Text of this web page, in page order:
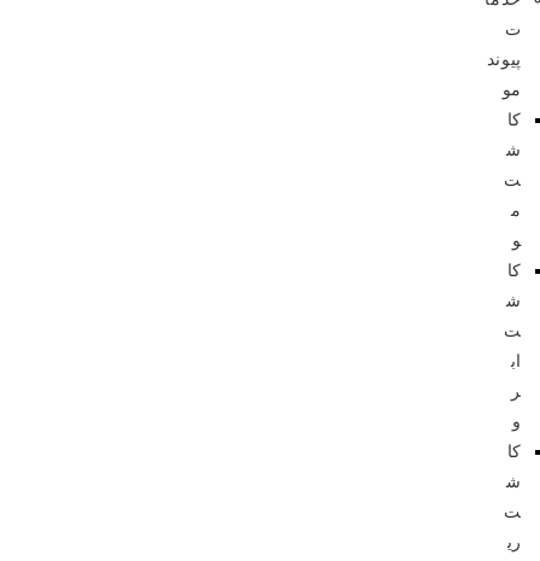
ت
پیوند
مو
کا
ش
ت
م
و
کا
ش
ت
اب
ر
و
کا
ش
ت
ری